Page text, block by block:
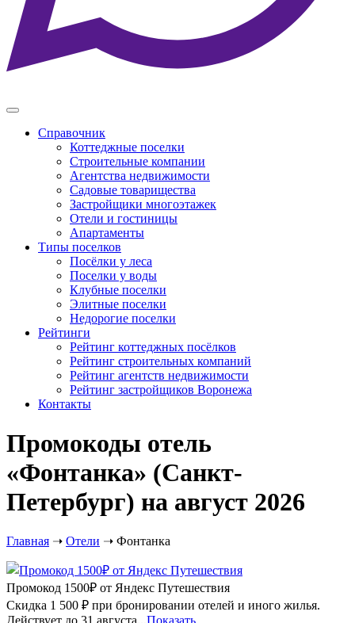
Справочник
Коттеджные поселки
Строительные компании
Агентства недвижимости
Садовые товарищества
Застройщики многоэтажек
Отели и гостиницы
Апартаменты
Типы поселков
Посёлки у леса
Поселки у воды
Клубные поселки
Элитные поселки
Недорогие поселки
Рейтинги
Рейтинг коттеджных посёлков
Рейтинг строительных компаний
Рейтинг агентств недвижимости
Рейтинг застройщиков Воронежа
Контакты
Промокоды отель
«Фонтанка» (Санкт-
Петербург) на август 2026
Главная ➝ Отели ➝ Фонтанка
Промокод 1500₽ от Яндекс Путешествия
Скидка 1 500 ₽ при бронировании отелей и иного жилья.